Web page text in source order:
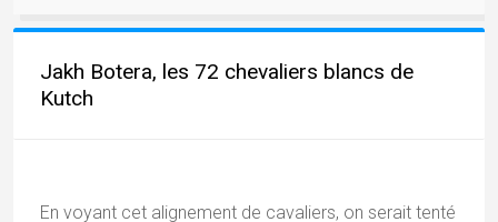
Jakh Botera, les 72 chevaliers blancs de
Kutch
En voyant cet alignement de cavaliers, on serait tenté